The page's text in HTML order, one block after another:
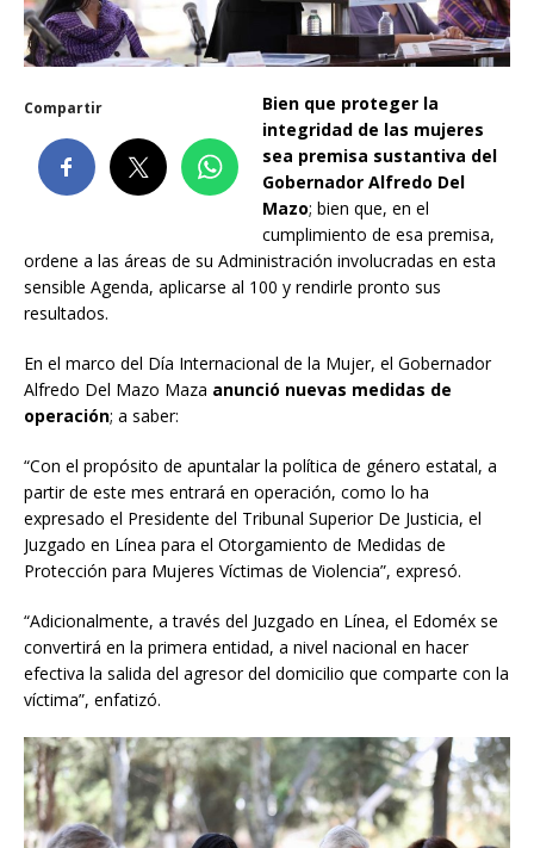
Compartir
Bien que proteger la
integridad de las mujeres
sea premisa sustantiva del
Gobernador Alfredo Del
Mazo; bien que, en el
cumplimiento de esa premisa,
ordene a las áreas de su Administración involucradas en esta
sensible Agenda, aplicarse al 100 y rendirle pronto sus
resultados.
En el marco del Día Internacional de la Mujer, el Gobernador
Alfredo Del Mazo Maza anunció nuevas medidas de
operación; a saber:
“Con el propósito de apuntalar la política de género estatal, a
partir de este mes entrará en operación, como lo ha
expresado el Presidente del Tribunal Superior De Justicia, el
Juzgado en Línea para el Otorgamiento de Medidas de
Protección para Mujeres Víctimas de Violencia”, expresó.
“Adicionalmente, a través del Juzgado en Línea, el Edoméx se
convertirá en la primera entidad, a nivel nacional en hacer
efectiva la salida del agresor del domicilio que comparte con la
víctima”, enfatizó.